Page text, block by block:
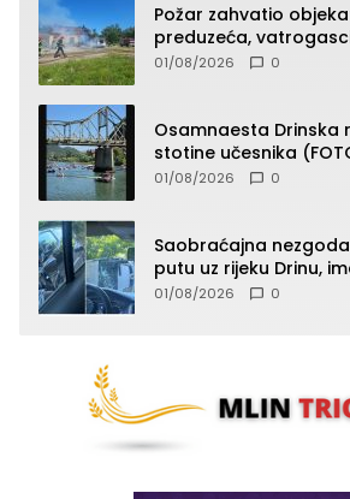
Požar zahvatio
preduzeća,
vatru (FOTO)
01/08/2026 0
Osamnaesta Drinska
stotine učesnika
01/08/2026 0
Saobraćajna
putu uz rijeku Drinu,
lica (FOTO)
01/08/2026 0